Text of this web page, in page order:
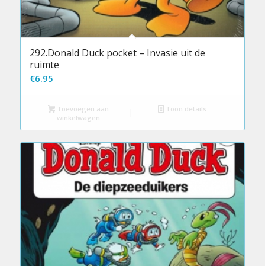
292.Donald Duck pocket – Invasie uit de
ruimte
€6.95
Toevoegen aan
winkelwagen
Toon details